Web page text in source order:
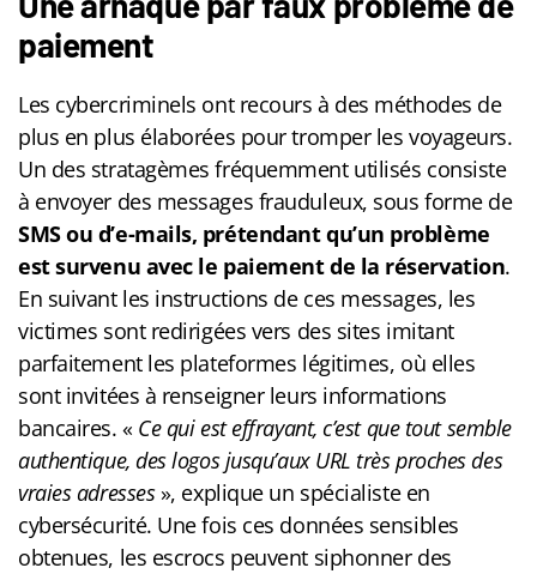
paiement
Les cybercriminels ont recours à des méthodes de
plus en plus élaborées pour tromper les voyageurs.
Un des stratagèmes fréquemment utilisés consiste
à envoyer des messages frauduleux, sous forme de
SMS ou d’e-mails, prétendant qu’un problème
est survenu avec le paiement de la réservation.
En suivant les instructions de ces messages, les
victimes sont redirigées vers des sites imitant
parfaitement les plateformes légitimes, où elles
sont invitées à renseigner leurs informations
bancaires. « Ce qui est effrayant, c’est que tout semble
authentique, des logos jusqu’aux URL très proches des
vraies adresses», explique un spécialiste en
cybersécurité. Une fois ces données sensibles
obtenues, les escrocs peuvent siphonner des